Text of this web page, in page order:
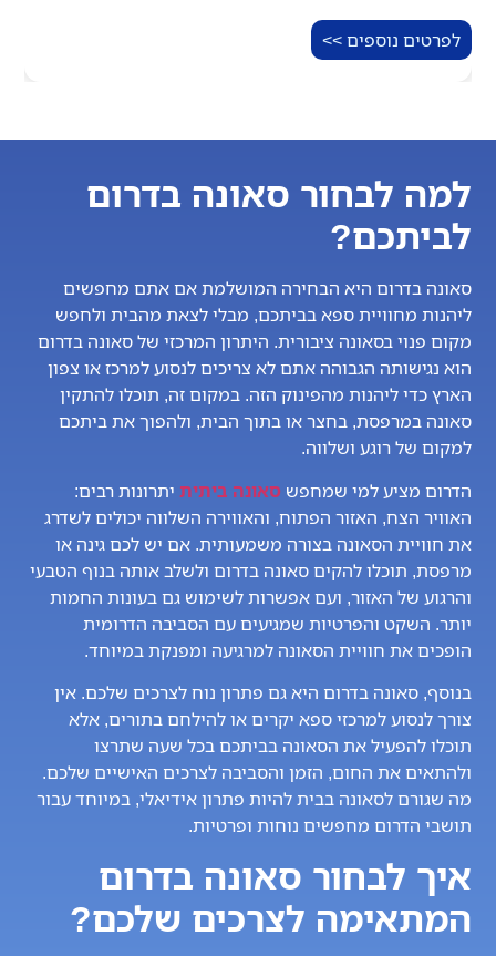
לפרטים נוספים >>
למה לבחור סאונה בדרום
לביתכם?
סאונה בדרום היא הבחירה המושלמת אם אתם מחפשים
ליהנות מחוויית ספא בביתכם, מבלי לצאת מהבית ולחפש
מקום פנוי בסאונה ציבורית. היתרון המרכזי של סאונה בדרום
הוא נגישותה הגבוהה אתם לא צריכים לנסוע למרכז או צפון
הארץ כדי ליהנות מהפינוק הזה. במקום זה, תוכלו להתקין
סאונה במרפסת, בחצר או בתוך הבית, ולהפוך את ביתכם
למקום של רוגע ושלווה.
הדרום מציע למי שמחפשסאונה ביתית יתרונות רבים:
האוויר הצח, האזור הפתוח, והאווירה השלווה יכולים לשדרג
את חוויית הסאונה בצורה משמעותית. אם יש לכם גינה או
מרפסת, תוכלו להקים סאונה בדרום ולשלב אותה בנוף הטבעי
והרגוע של האזור, ועם אפשרות לשימוש גם בעונות החמות
יותר. השקט והפרטיות שמגיעים עם הסביבה הדרומית
הופכים את חוויית הסאונה למרגיעה ומפנקת במיוחד.
בנוסף, סאונה בדרום היא גם פתרון נוח לצרכים שלכם. אין
צורך לנסוע למרכזי ספא יקרים או להילחם בתורים, אלא
תוכלו להפעיל את הסאונה בביתכם בכל שעה שתרצו
ולהתאים את החום, הזמן והסביבה לצרכים האישיים שלכם.
מה שגורם לסאונה בבית להיות פתרון אידיאלי, במיוחד עבור
תושבי הדרום מחפשים נוחות ופרטיות.
איך לבחור סאונה בדרום
המתאימה לצרכים שלכם?